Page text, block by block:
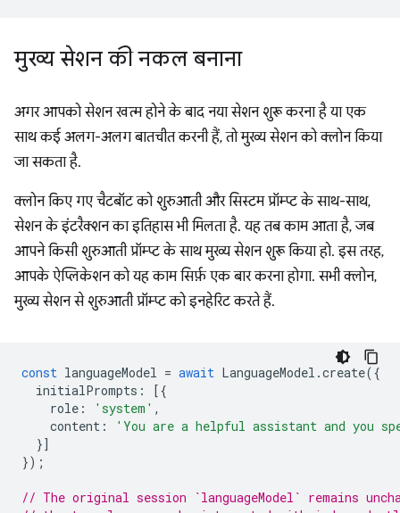
मुख्य सेशन की नकल बनाना
अगर आपको सेशन खत्म होने के बाद नया सेशन शुरू करना है या एक
साथ कई अलग-अलग बातचीत करनी हैं, तो मुख्य सेशन को क्लोन किया
जा सकता है.
क्लोन किए गए चैटबॉट को शुरुआती और सिस्टम प्रॉम्प्ट के साथ-साथ,
सेशन के इंटरैक्शन का इतिहास भी मिलता है. यह तब काम आता है, जब
आपने किसी शुरुआती प्रॉम्प्ट के साथ मुख्य सेशन शुरू किया हो. इस तरह,
आपके ऐप्लिकेशन को यह काम सिर्फ़ एक बार करना होगा. सभी क्लोन,
मुख्य सेशन से शुरुआती प्रॉम्प्ट को इनहेरिट करते हैं.
const languageModel = await LanguageModel .create({
initialPrompts :
[{
role : 'system' ,
content :
'You are a helpful assistant and you
}]
});
// The original session `languageModel` remains